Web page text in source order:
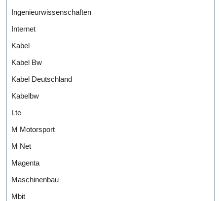
Ingenieurwissenschaften
Internet
Kabel
Kabel Bw
Kabel Deutschland
Kabelbw
Lte
M Motorsport
M Net
Magenta
Maschinenbau
Mbit